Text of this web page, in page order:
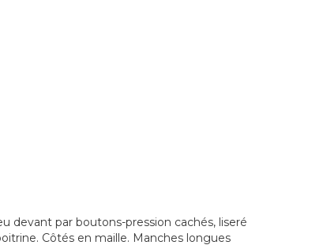
devant par boutons-pression cachés, liseré
Côtés en maille. Manches longues